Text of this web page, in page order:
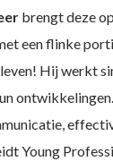
brengt deze
een flinke
Hij werkt
Young